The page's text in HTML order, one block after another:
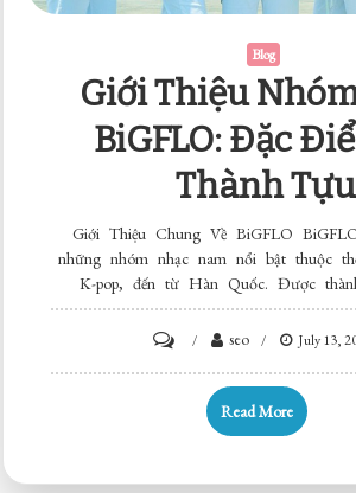
Blog
Giới Thiệu
BiGFLO: Đặc
Thành Tựu
Giới Thiệu Chung Về BiGFLO
những nhóm nhạc nam nổi bật thuộc
K-pop, đến từ Hàn Quốc. Được
Giới
Thiệu
seo July 13,
Read More